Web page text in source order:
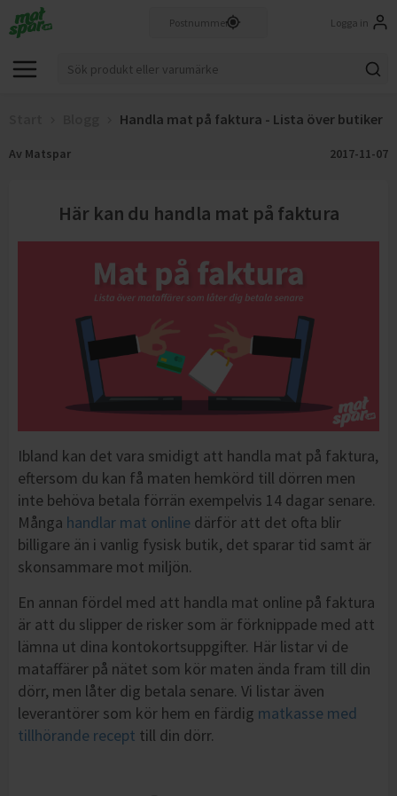
Logga in
Handla mat på faktura - Lista över butiker
Av Matspar 2017-11-07
Här kan du handla mat på faktura
Ibland kan det vara smidigt att handla mat på faktura,
eftersom du kan få maten hemkörd till dörren men
inte behöva betala förrän exempelvis 14 dagar senare.
Många handlar mat online därför att det ofta blir
billigare än i vanlig fysisk butik, det sparar tid samt är
skonsammare mot miljön.
En annan fördel med att handla mat online på faktura
är att du slipper de risker som är förknippade med att
lämna ut dina kontokortsuppgifter. Här listar vi de
mataffärer på nätet som kör maten ända fram till din
dörr, men låter dig betala senare. Vi listar även
leverantörer som kör hem en färdig matkasse med
tillhörande recept till din dörr.